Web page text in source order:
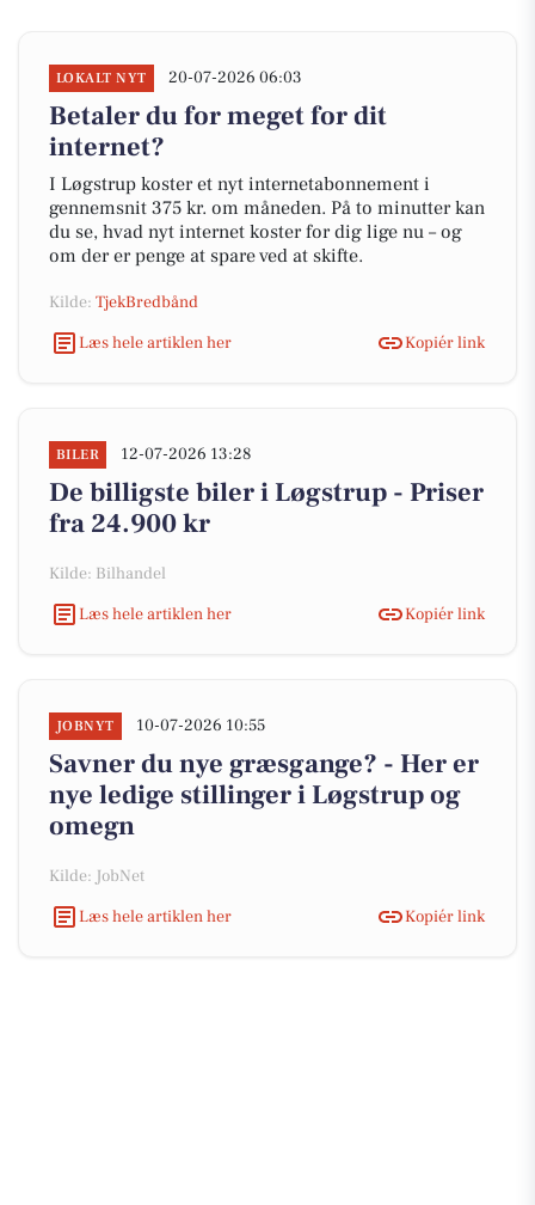
LOKALT NYT 20-07-2026 06:03
Betaler du for meget for dit
internet?
I Løgstrup koster et nyt internetabonnement i
gennemsnit 375 kr. om måneden. På to minutter kan
du se, hvad nyt internet koster for dig lige nu – og
om der er penge at spare ved at skifte.
Kilde: TjekBredbånd
Læs hele artiklen her
Kopiér link
BILER 12-07-2026 13:28
De billigste biler i Løgstrup - Priser
fra 24.900 kr
Kilde: Bilhandel
Læs hele artiklen her
Kopiér link
JOBNYT 10-07-2026 10:55
Savner du nye græsgange? - Her er
nye ledige stillinger i Løgstrup og
omegn
Kilde: JobNet
Læs hele artiklen her
Kopiér link